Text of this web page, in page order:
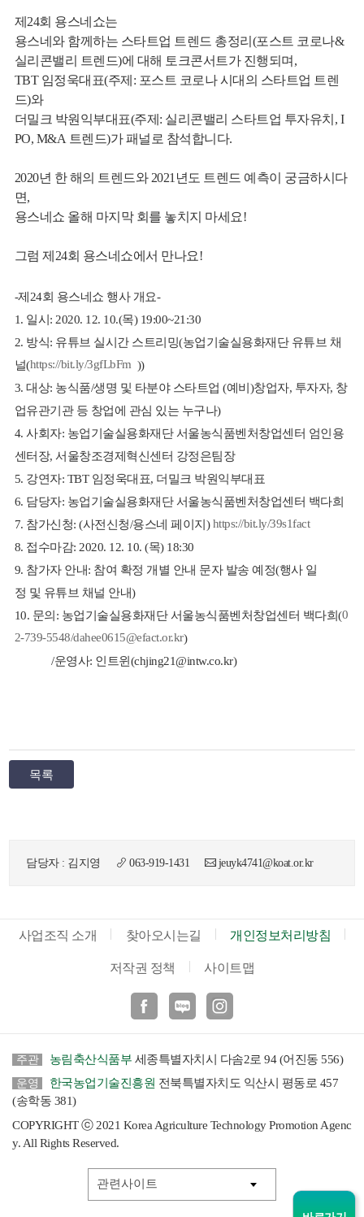
제24회 용스네쇼는
용스네와 함께하는 스타트업 트렌드 총정리(포스트 코로나&
실리콘밸리 트렌드)에 대해 토크콘서트가 진행되며,
TBT 임정욱대표(주제: 포스트 코로나 시대의 스타트업 트렌
드)와
더밀크 박원익부대표(주제: 실리콘밸리 스타트업 투자유치, I
PO, M&A 트렌드)가 패널로 참석합니다.
2020년 한 해의 트렌드와 2021년도 트렌드 예측이 궁금하시다
면,
용스네쇼 올해 마지막 회를 놓치지 마세요!
그럼 제24회 용스네쇼에서 만나요!
-제24회 용스네쇼 행사 개요-
1. 일시: 2020. 12. 10.(목) 19:00~21:30
2. 방식: 유튜브 실시간 스트리밍(농업기술실용화재단 유튜브 채
널(https://bit.ly/3gfLbFm ))
3. 대상: 농식품/생명 및 타분야 스타트업 (예비)창업자, 투자자, 창
업유관기관 등 창업에 관심 있는 누구나)
4. 사회자: 농업기술실용화재단 서울농식품벤처창업센터 엄인용
센터장, 서울창조경제혁신센터 강정은팀장
5. 강연자: TBT 임정욱대표, 더밀크 박원익부대표
6. 담당자: 농업기술실용화재단 서울농식품벤처창업센터 백다희
7. 참가신청: (사전신청/용스네 페이지)https://bit.ly/39s1fact
8. 접수마감: 2020. 12. 10. (목) 18:30
9. 참가자 안내: 참여 확정 개별 안내 문자 발송 예정(행사 일
정 및 유튜브 채널 안내)
10. 문의: 농업기술실용화재단 서울농식품벤처창업센터 백다희(0
2-739-5548/dahee0615@efact.or.kr)
/운영사: 인트윈(chjing21@intw.co.kr)
목록
담당자 : 김지영 063-919-1431 jeuyk4741@koat.or.kr
사업조직 소개 찾아오시는길 개인정보처리방침
저작권 정책 사이트맵
인스타
주관 농림축산식품부 세종특별자치시 다솜2로 94 (어진동 556)
운영 한국농업기술진흥원 전북특별자치도 익산시 평동로 457
(송학동 381)
COPYRIGHT ⓒ 2021 Korea Agriculture Technology Promotion Agenc
y. All Rights Reserved.